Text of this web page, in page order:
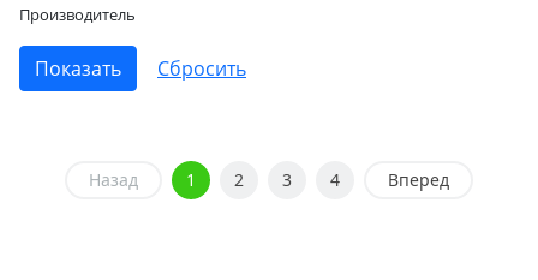
Производитель
Назад 1 2 3 4 Вперед